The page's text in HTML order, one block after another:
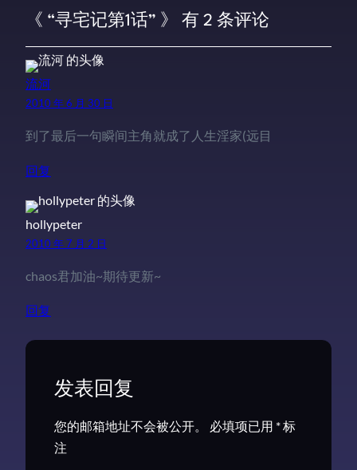
《 “寻宅记第1话” 》 有 2 条评论
流河
2010 年 6 月 30 日
到了最后一句瞬间主角就成了人生淫家(远目
回复
hollypeter
2010 年 7 月 2 日
chaos君加油~期待更新~
回复
发表回复
您的邮箱地址不会被公开。 必填项已用 *标
注